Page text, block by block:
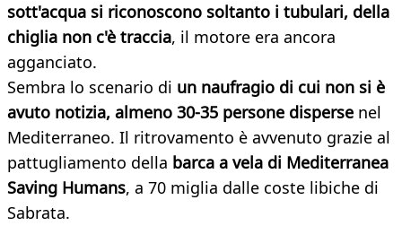
sott'acqua si riconoscono soltanto i tubulari, della
chiglia non c'è traccia, il motore era ancora
agganciato.
Sembra lo scenario di un naufragio di cui non si è
avuto notizia, almeno 30-35 persone disperse nel
Mediterraneo. Il ritrovamento è avvenuto grazie al
pattugliamento della barca a vela di Mediterranea
Saving Humans, a 70 miglia dalle coste libiche di
Sabrata.